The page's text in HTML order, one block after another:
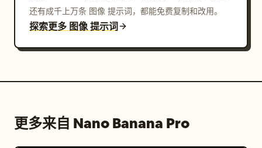
还有成千上万条 图像 提示词，都能免费复制和改用。
探索更多 图像 提示词
更多来自 Nano Banana Pro